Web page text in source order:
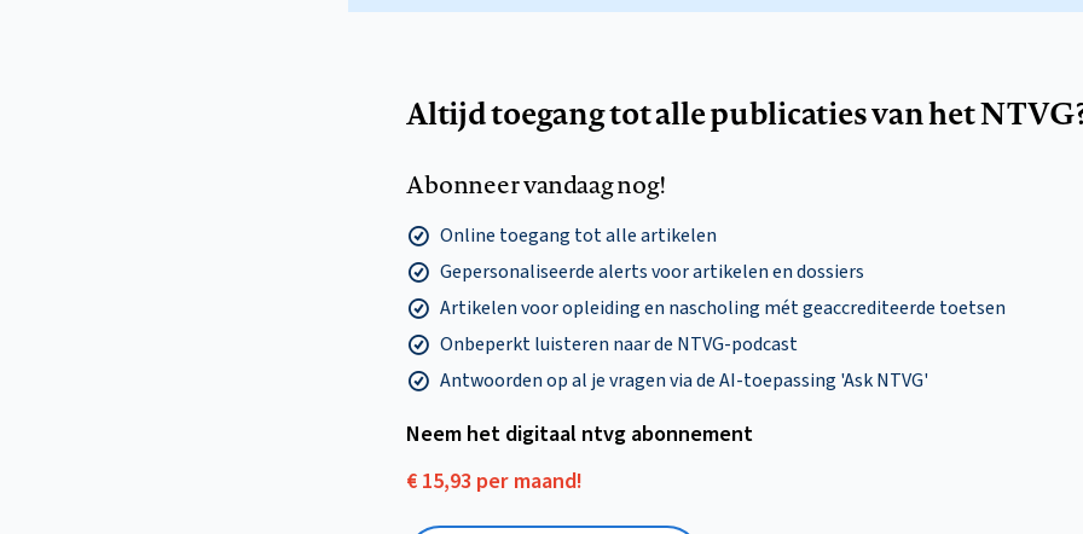
Altijd toegang tot alle publicaties van het
Abonneer vandaag nog!
Online toegang tot alle artikelen
Gepersonaliseerde alerts voor artikelen en dossiers
Artikelen voor opleiding en nascholing mét geaccrediteerde toetsen
Onbeperkt luisteren naar de NTVG-podcast
Antwoorden op al je vragen via de AI-toepassing 'Ask NTVG'
Neem het digitaal ntvg abonnement
€ 15,93 per maand!